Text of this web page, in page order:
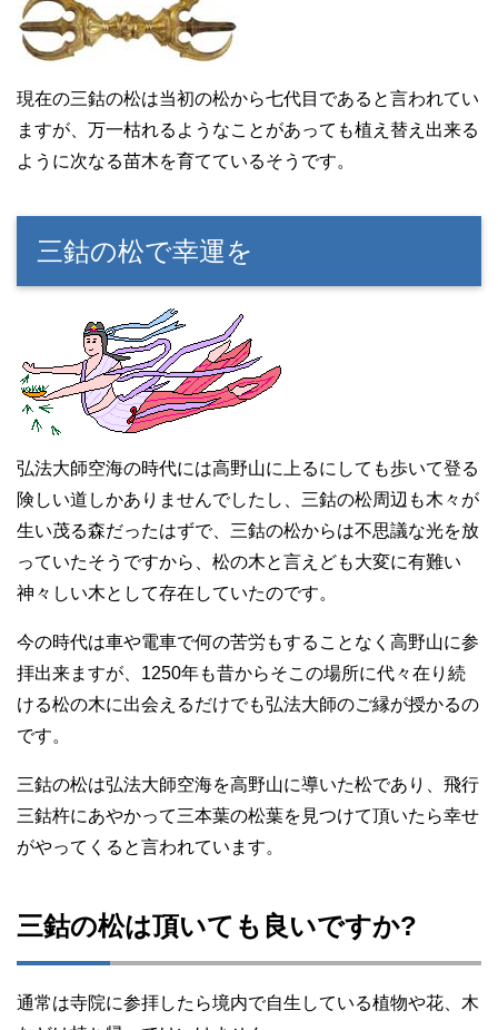
現在の三鈷の松は当初の松から七代目であると言われてい
ますが、万一枯れるようなことがあっても植え替え出来る
ように次なる苗木を育てているそうです。
三鈷の松で幸運を
弘法大師空海の時代には高野山に上るにしても歩いて登る
険しい道しかありませんでしたし、三鈷の松周辺も木々が
生い茂る森だったはずで、三鈷の松からは不思議な光を放
っていたそうですから、松の木と言えども大変に有難い
神々しい木として存在していたのです。
今の時代は車や電車で何の苦労もすることなく高野山に参
拝出来ますが、1250年も昔からそこの場所に代々在り続
ける松の木に出会えるだけでも弘法大師のご縁が授かるの
です。
三鈷の松は弘法大師空海を高野山に導いた松であり、飛行
三鈷杵にあやかって三本葉の松葉を見つけて頂いたら幸せ
がやってくると言われています。
三鈷の松は頂いても良いですか?
通常は寺院に参拝したら境内で自生している植物や花、木